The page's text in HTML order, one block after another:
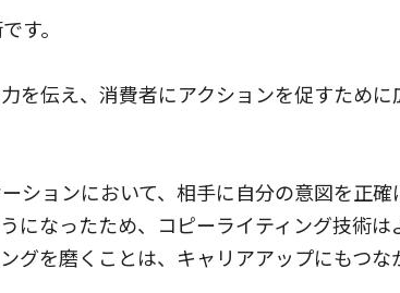
す。
を伝え、消費者にアクションを促すために
ションにおいて、相手に自分の意図を正
になったため、コピーライティング技術は
を磨くことは、キャリアアップにもつな